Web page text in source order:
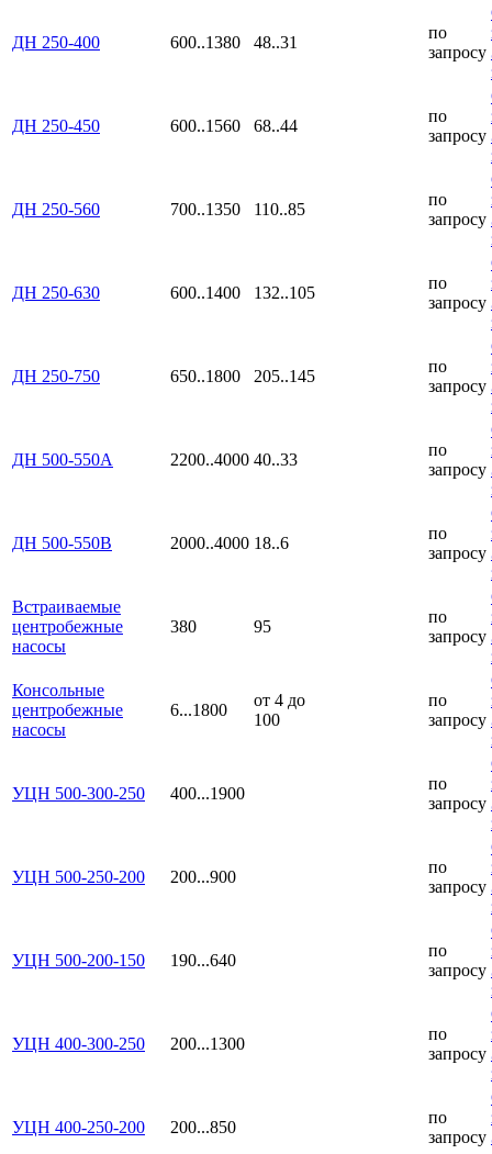
ДН 250-400 600..1380 48..31
по
запросу
ДН 250-450 600..1560 68..44
по
запросу
ДН 250-560 700..1350 110..85
по
запросу
ДН 250-630 600..1400 132..105
по
запросу
ДН 250-750 650..1800 205..145
по
запросу
ДН 500-550А 2200..4000 40..33
по
запросу
ДН 500-550В 2000..4000 18..6
по
запросу
Встраиваемые
центробежные
насосы
380 95
по
запросу
Консольные
центробежные
насосы
6...1800
от 4 до
100
по
запросу
УЦН 500-300-250 400...1900
по
запросу
УЦН 500-250-200 200...900
по
запросу
УЦН 500-200-150 190...640
по
запросу
УЦН 400-300-250 200...1300
по
запросу
УЦН 400-250-200 200...850
по
запросу